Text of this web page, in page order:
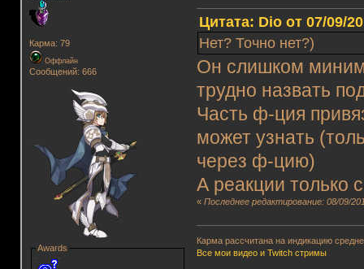
Карма: 79
Оффлайн
Сообщений: 666
Awards
Цитата: Dio от 07/09/
Нет? Точно нет?)
Он слишком
трудно назвать
Часть ф-ция
может узнать
через ф-цию)
А реакции только
«Последнее редактирование: 08/09/
Карма рассчитана на индикацию
Все мои видео и Twitch стримы